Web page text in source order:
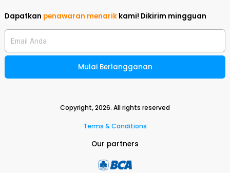
Dapatkan penawaran menarik kami! Dikirim mingguan
Email Anda
Mulai Berlangganan
Copyright,2026. All rights reserved
Terms & Conditions
Our partners